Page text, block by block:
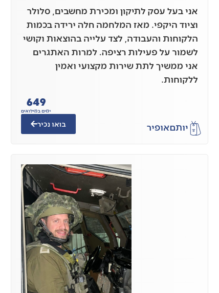
אני בעל עסק לתיקון ומכירת מחשבים, סלולר
וציוד היקפי. מאז המלחמה חלה ירידה בכמות
הלקוחות והעבודה, לצד עלייה בהוצאות וקושי
לשמור על פעילות רציפה. למרות האתגרים
אני ממשיך לתת שירות מקצועי ואמין
ללקוחות.
יותםאופיר
ימים במילואים
649
בואו נכיר